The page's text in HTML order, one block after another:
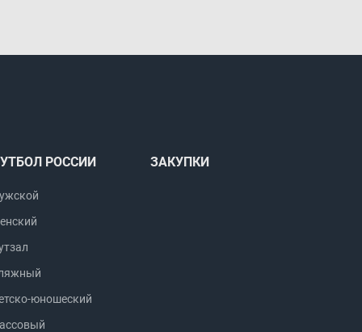
РОССИИ
юношеский
ЗАКУПКИ